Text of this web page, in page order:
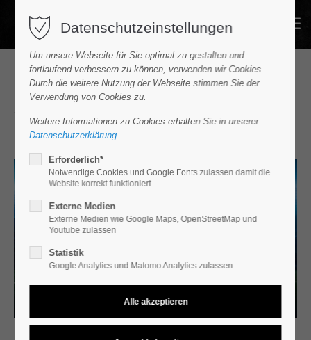
Datenschutzeinstellungen
Um unsere Webseite für Sie optimal zu gestalten und
fortlaufend verbessern zu können, verwenden wir Cookies.
Durch die weitere Nutzung der Webseite stimmen Sie der
Verwendung von Cookies zu.
Weitere Informationen zu Cookies erhalten Sie in unserer
Datenschutzerklärung
Erforderlich*
Notwendige Cookies und Google Fonts zulassen damit die
Website korrekt funktioniert
Externe Medien
Externe Medien wie Google Maps, OpenStreetMap und
Youtube zulassen
Statistik
Google Analytics und Matomo Analytics zulassen
Die ENERGY Sondermodelle von
Volkswagen